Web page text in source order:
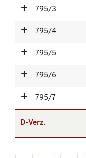
795/3
795/4
795/5
795/6
795/7
D-Verz.